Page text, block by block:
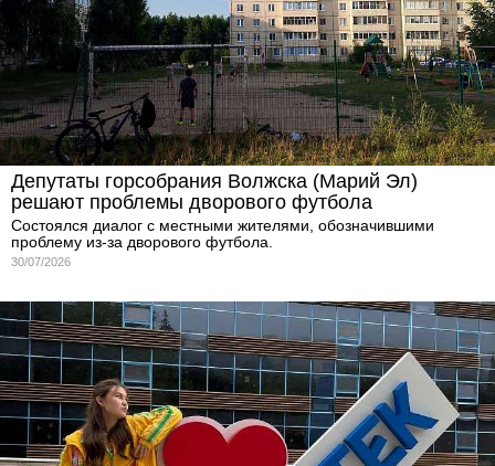
Депутаты горсобрания Волжска (Марий Эл)
решают проблемы дворового футбола
Состоялся диалог с местными жителями, обозначившими
проблему из-за дворового футбола.
30/07/2026